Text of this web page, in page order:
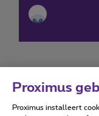
Proximus
Proximus installeert